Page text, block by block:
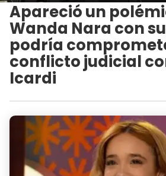
Apareció un
Wanda Nara con
podría
conflicto judicial
Icardi